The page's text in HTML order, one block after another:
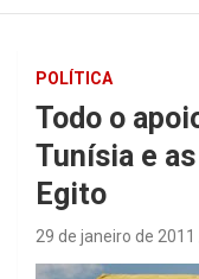
POLÍTICA
Todo o
Tunísia e
Egito
29 de janeiro de 2011